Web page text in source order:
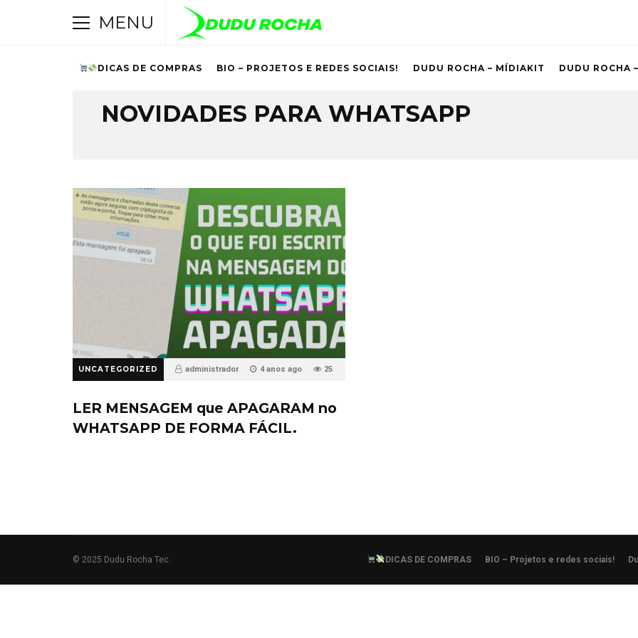
MENU
DICAS DE COMPRAS BIO – PROJETOS E REDES SOCIAIS! DUDU ROCHA – MÍDIAKIT DUDU ROCHA
NOVIDADES PARA WHATSAPP
UNCATEGORIZED administrador 4 anos ago 25
LER MENSAGEM que APAGARAM no
WHATSAPP DE FORMA FÁCIL.
DICAS DE COMPRAS BIO – Projetos e redes sociais!
© 2025 Dudu Rocha Tec.